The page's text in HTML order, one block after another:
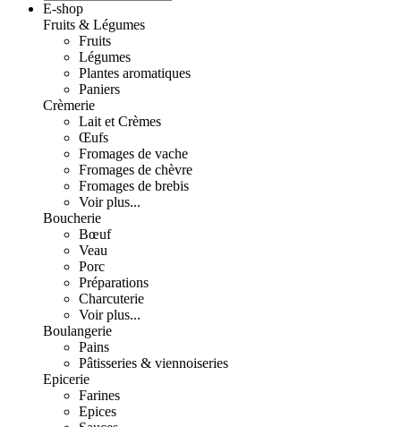
E-shop
Fruits & Légumes
Fruits
Légumes
Plantes aromatiques
Paniers
Crèmerie
Lait et Crèmes
Œufs
Fromages de vache
Fromages de chèvre
Fromages de brebis
Voir plus...
Boucherie
Bœuf
Veau
Porc
Préparations
Charcuterie
Voir plus...
Boulangerie
Pains
Pâtisseries & viennoiseries
Epicerie
Farines
Epices